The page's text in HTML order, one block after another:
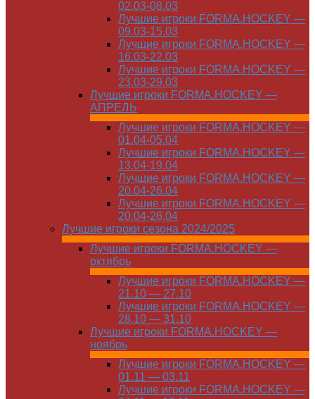
02.03-08.03
Лучшие игроки FORMA.HOCKEY —
09.03-15.03
Лучшие игроки FORMA.HOCKEY —
16.03-22.03
Лучшие игроки FORMA.HOCKEY —
23.03-29.03
Лучшие игроки FORMA.HOCKEY —
АПРЕЛЬ
Лучшие игроки FORMA.HOCKEY —
01.04-05.04
Лучшие игроки FORMA.HOCKEY —
13.04-19.04
Лучшие игроки FORMA.HOCKEY —
20.04-26.04
Лучшие игроки FORMA.HOCKEY —
20.04-26.04
Лучшие игроки сезона 2024/2025
Лучшие игроки FORMA.HOCKEY —
октябрь
Лучшие игроки FORMA.HOCKEY —
21.10 — 27.10
Лучшие игроки FORMA.HOCKEY —
28.10 — 31.10
Лучшие игроки FORMA.HOCKEY —
ноябрь
Лучшие игроки FORMA.HOCKEY —
01.11 — 03.11
Лучшие игроки FORMA.HOCKEY —